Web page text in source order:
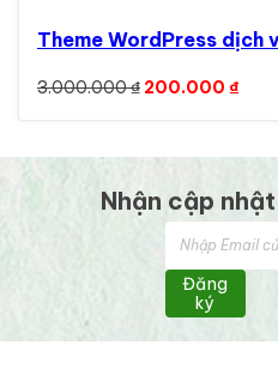
Theme WordPress dịch
3.000.000₫ Giá gốc là:
200.000 ₫Giá
Nhận cập
Đăng
ký